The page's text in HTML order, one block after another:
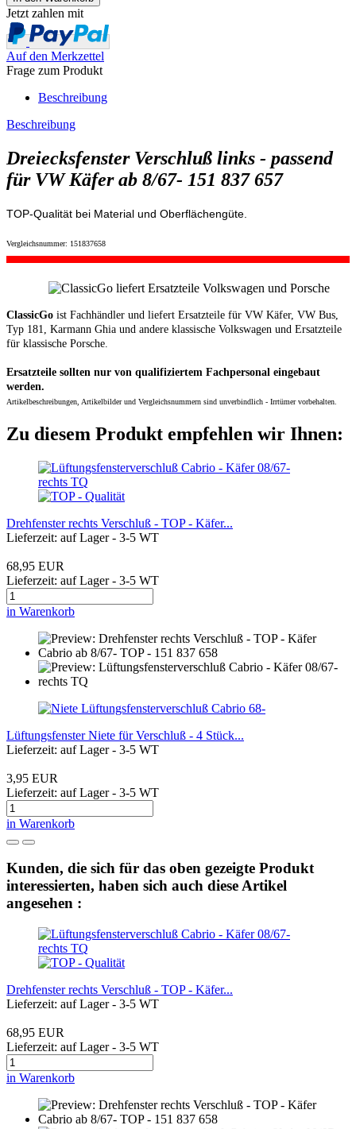
Jetzt zahlen mit
Auf den Merkzettel
Frage zum Produkt
Beschreibung
Beschreibung
Dreiecksfenster Verschluß links - passend
für VW Käfer ab 8/67- 151 837 657
TOP-Qualität bei Material und Oberflächengüte.
Vergleichsnummer: 151837658
ClassicGo ist Fachhändler und liefert Ersatzteile für VW Käfer, VW Bus,
Typ 181, Karmann Ghia und andere klassische Volkswagen und Ersatzteile
für klassische Porsche.
Ersatzteile sollten nur von qualifiziertem Fachpersonal eingebaut
werden.
Artikelbeschreibungen, Artikelbilder und Vergleichsnummern sind unverbindlich - Irrtümer vorbehalten.
Zu diesem Produkt empfehlen wir Ihnen:
Drehfenster rechts Verschluß - TOP - Käfer...
Lieferzeit: auf Lager - 3-5 WT
68,95 EUR
Lieferzeit: auf Lager - 3-5 WT
in Warenkorb
Lüftungsfenster Niete für Verschluß - 4 Stück...
Lieferzeit: auf Lager - 3-5 WT
3,95 EUR
Lieferzeit: auf Lager - 3-5 WT
in Warenkorb
Kunden, die sich für das oben gezeigte Produkt
interessierten, haben sich auch diese Artikel
angesehen :
Drehfenster rechts Verschluß - TOP - Käfer...
Lieferzeit: auf Lager - 3-5 WT
68,95 EUR
Lieferzeit: auf Lager - 3-5 WT
in Warenkorb